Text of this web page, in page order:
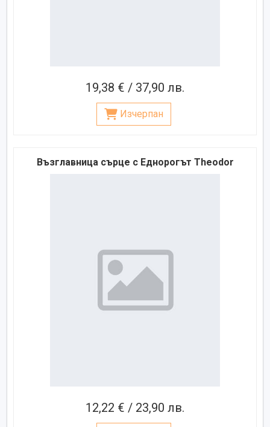
19,38 € / 37,90 лв.
Изчерпан
Възглавница сърце с Еднорогът Theodor
12,22 € / 23,90 лв.